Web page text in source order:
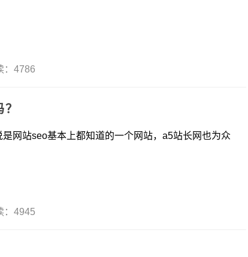
4786
基本上都知道的一个网站，a5站长网也为众
4945